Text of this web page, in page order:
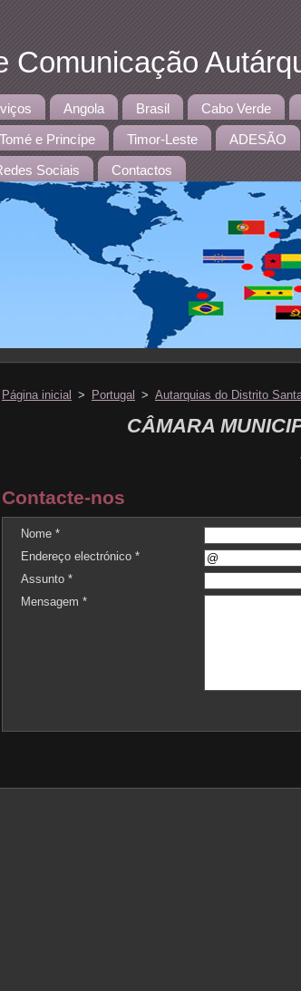
Comunicação
Angola Brasil Cabo Verde
e Princípe Timor-Leste ADESÃO
Sociais Contactos
Página inicial > Portugal > Autarquias do Distrito
CÂMARA
Contacte-nos
Nome *
Endereço electrónico *
Assunto *
Mensagem *